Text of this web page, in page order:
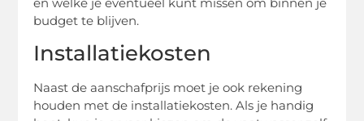
budget te blijven.
Installatiekosten
Naast de aanschafprijs moet je ook rekening
houden met de installatiekosten. Als je handig